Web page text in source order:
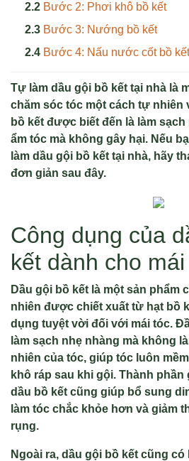
Bước 2: Phơi khô bồ kết
Bước 3: Nướng bồ kết
Bước 4: Nấu nước cốt bồ
Tự làm dầu gội bồ kết tại nhà là
chăm sóc tóc một cách tự nhiên
bồ kết được biết đến là làm
ẩm tóc mà không gây hại. Nếu
làm dầu gội bồ kết tại nhà, hãy
đơn giản sau đây.
Công dụng của
kết dành cho
Dầu gội bồ kết là một sản phẩm
nhiên được chiết xuất từ hạt bồ
dụng tuyệt vời đối với mái tóc.
làm sạch nhẹ nhàng mà không
nhiên của tóc, giúp tóc luôn
khô ráp sau khi gội. Thành phần
dầu bồ kết cũng giúp bổ sung
làm tóc chắc khỏe hơn và giảm
rụng.
Ngoài ra, dầu gội bồ kết cũng